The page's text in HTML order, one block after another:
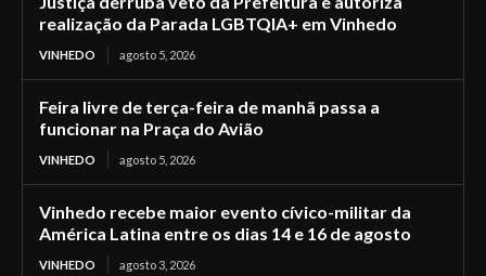
realização da Parada LGBTQIA+ em Vinhedo
VINHEDO agosto 5, 2026
Feira livre de terça-feira de manhã passa a
funcionar na Praça do Avião
VINHEDO agosto 5, 2026
Vinhedo recebe maior evento cívico-militar da
América Latina entre os dias 14 e 16 de agosto
VINHEDO agosto 3, 2026